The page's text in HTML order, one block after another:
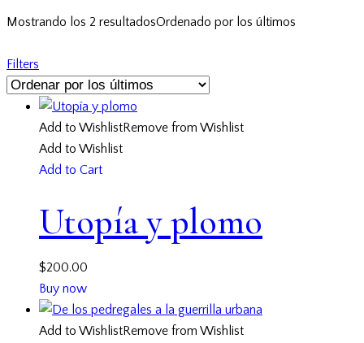
Mostrando los 2 resultadosOrdenado por los últimos
Filters
Add to WishlistRemove from Wishlist
Add to Wishlist
Add to Cart
Utopía y plomo
$200.00
Buy now
Add to WishlistRemove from Wishlist